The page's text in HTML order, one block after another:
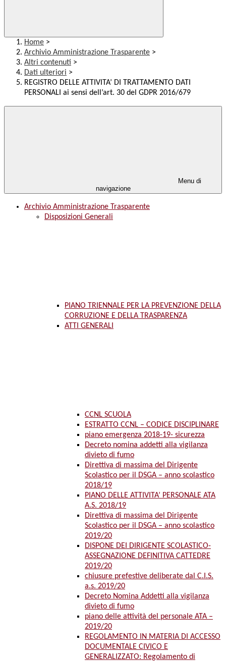
Home >
Archivio Amministrazione Trasparente >
Altri contenuti >
Dati ulteriori >
REGISTRO DELLE ATTIVITA’ DI TRATTAMENTO DATI
PERSONALI ai sensi dell’art. 30 del GDPR 2016/679
Menu di
navigazione
Archivio Amministrazione Trasparente
Disposizioni Generali
PIANO TRIENNALE PER LA PREVENZIONE DELLA
CORRUZIONE E DELLA TRASPARENZA
ATTI GENERALI
CCNL SCUOLA
ESTRATTO CCNL – CODICE DISCIPLINARE
piano emergenza 2018-19- sicurezza
Decreto nomina addetti alla vigilanza
divieto di fumo
Direttiva di massima del Dirigente
Scolastico per il DSGA – anno scolastico
2018/19
PIANO DELLE ATTIVITA’ PERSONALE ATA
A.S. 2018/19
Direttiva di massima del Dirigente
Scolastico per il DSGA – anno scolastico
2019/20
DISPONE DEI DIRIGENTE SCOLASTICO-
ASSEGNAZIONE DEFINITIVA CATTEDRE
2019/20
chiusure prefestive deliberate dal C.I.S.
a.s. 2019/20
Decreto Nomina Addetti alla vigilanza
divieto di fumo
piano delle attività del personale ATA –
2019/20
REGOLAMENTO IN MATERIA DI ACCESSO
DOCUMENTALE CIVICO E
GENERALIZZATO: Regolamento di